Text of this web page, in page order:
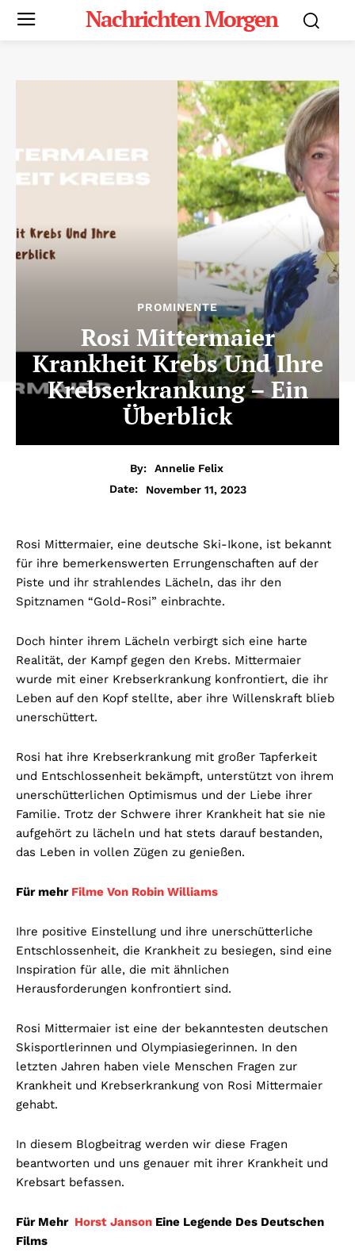
Nachrichten Morgen
PROMINENTE
Rosi Mittermaier
Krankheit Krebs Und Ihre
Krebserkrankung – Ein
Überblick
By:
Annelie Felix
Date:
November 11, 2023
Rosi Mittermaier, eine deutsche Ski-Ikone, ist bekannt
für ihre bemerkenswerten Errungenschaften auf der
Piste und ihr strahlendes Lächeln, das ihr den
Spitznamen “Gold-Rosi” einbrachte.
Doch hinter ihrem Lächeln verbirgt sich eine harte
Realität, der Kampf gegen den Krebs. Mittermaier
wurde mit einer Krebserkrankung konfrontiert, die ihr
Leben auf den Kopf stellte, aber ihre Willenskraft blieb
unerschüttert.
Rosi hat ihre Krebserkrankung mit großer Tapferkeit
und Entschlossenheit bekämpft, unterstützt von ihrem
unerschütterlichen Optimismus und der Liebe ihrer
Familie. Trotz der Schwere ihrer Krankheit hat sie nie
aufgehört zu lächeln und hat stets darauf bestanden,
das Leben in vollen Zügen zu genießen.
Für mehr Filme Von Robin Williams
Ihre positive Einstellung und ihre unerschütterliche
Entschlossenheit, die Krankheit zu besiegen, sind eine
Inspiration für alle, die mit ähnlichen
Herausforderungen konfrontiert sind.
Rosi Mittermaier ist eine der bekanntesten deutschen
Skisportlerinnen und Olympiasiegerinnen. In den
letzten Jahren haben viele Menschen Fragen zur
Krankheit und Krebserkrankung von Rosi Mittermaier
gehabt.
In diesem Blogbeitrag werden wir diese Fragen
beantworten und uns genauer mit ihrer Krankheit und
Krebsart befassen.
Für Mehr Horst Janson Eine Legende Des Deutschen
Films